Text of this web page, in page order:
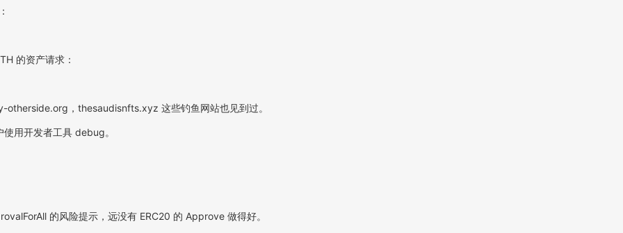
的资产请求：
，thesaudisnfts.xyz 这些钓鱼网站也见到过。
用开发者工具 debug。
的风险提示，远没有 ERC20 的 Approve 做得好。